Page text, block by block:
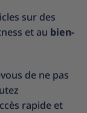
sur des
et au bien-
de ne pas
rapide et